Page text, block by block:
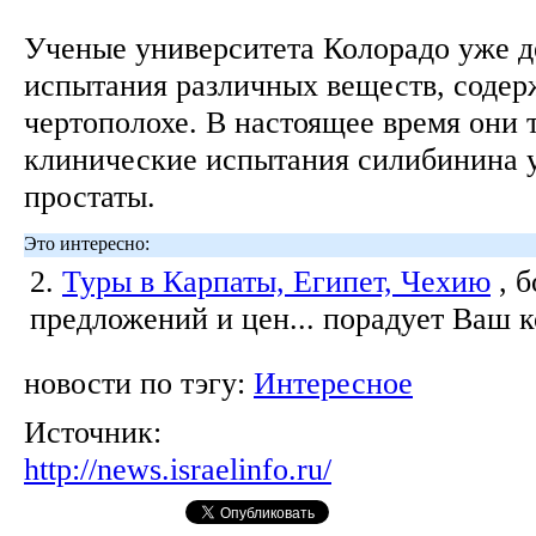
Ученые университета Колорадо уже
испытания различных веществ,
чертополохе. В настоящее время они
клинические испытания силибинина
простаты.
Это интересно:
2. Туры в Карпаты, Египет, Чехию ,
предложений и цен... порадует Ваш
новости по тэгу: Интересное
Источник:
http://news.israelinfo.ru/